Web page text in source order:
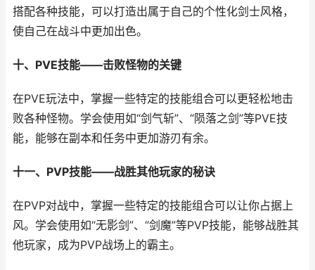
搭配各种技能，可以打造出属于自己的个性化剑士风格，
使自己在战斗中更加出色。
十、PVE技能——击败怪物的关键
在PVE玩法中，掌握一些特定的技能组合可以更轻松地击
败各种怪物。学会使用如“剑气斩”、“陨落之剑”等PVE技
能，能够在副本和任务中更加游刃有余。
十一、PVP技能——战胜其他玩家的秘诀
在PVP对战中，掌握一些特定的技能组合可以让你占据上
风。学会使用如“无影剑”、“剑魔”等PVP技能，能够战胜其
他玩家，成为PVP战场上的霸主。